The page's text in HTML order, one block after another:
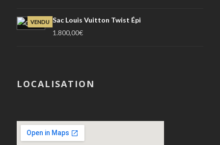
VENDU Sac Louis Vuitton Twist Épi
1.800,00€
LOCALISATION